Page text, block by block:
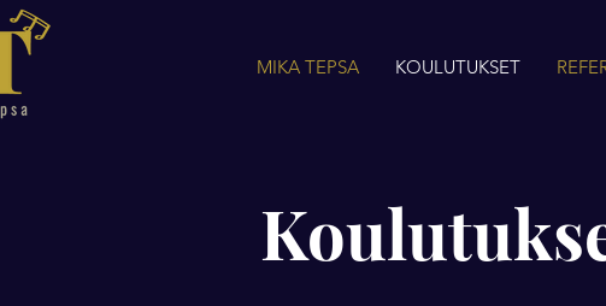
MIKA TEPSA KOULUTUKSET